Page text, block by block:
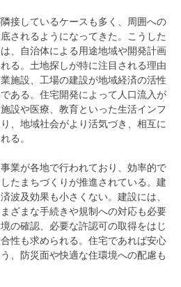
接しているケースも多く、周囲への
されるようになってきた。こうした
、自治体による用途地域や開発計画
る。土地探しが特に注目される理由
施設、工場の建設が地域経済の活性
ある。住宅開発によって人口流入が
設や医療、教育といった生活インフ
、地域社会がより活気づき、相互に
る。
業が各地で行われており、効率的で
たまちづくりが推進されている。建
波及効果も小さくない。建設には、
ざまな手続きや規制への対応も必要
の確認、必要な許認可の取得をはじ
性も求められる。住宅であれば安心
、防災面や快適な住環境への配慮も